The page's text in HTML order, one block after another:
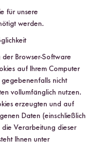
für unsere
werden.
der Browser-Software
auf Ihrem Computer
gegebenenfalls nicht
vollumfänglich nutzen.
erzeugten und auf
Daten (einschließlich
die Verarbeitung dieser
Ihnen unter